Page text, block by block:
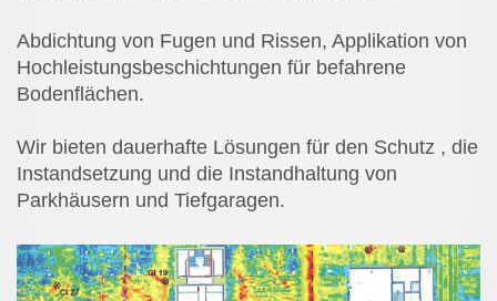
Abdichtung von Fugen und Rissen, Applikation von
Hochleistungsbeschichtungen für befahrene
Bodenflächen.
Wir bieten dauerhafte Lösungen für den Schutz , die
Instandsetzung und die Instandhaltung von
Parkhäusern und Tiefgaragen.